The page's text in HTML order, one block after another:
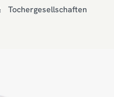
Tochergesellschaften